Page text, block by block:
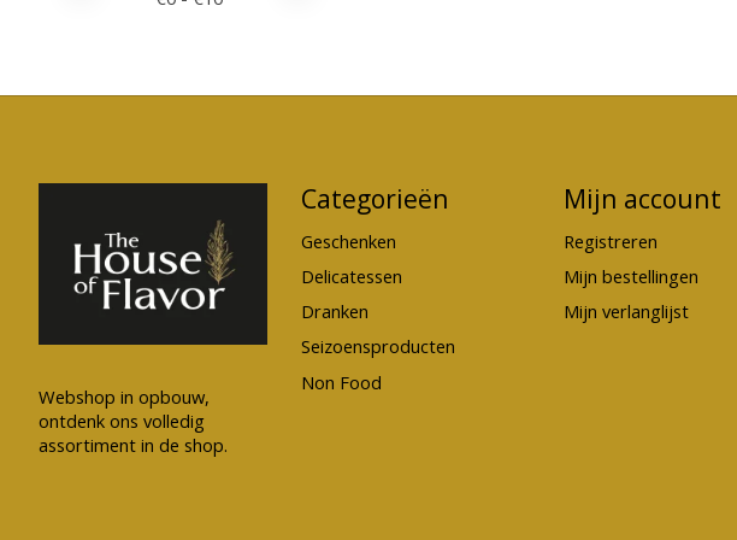
Webshop in opbouw,
ontdenk ons volledig
assortiment in de shop.
Categorieën
Geschenken
Delicatessen
Dranken
Seizoensproducten
Non Food
Mijn account
Registreren
Mijn bestellingen
Mijn verlanglijst